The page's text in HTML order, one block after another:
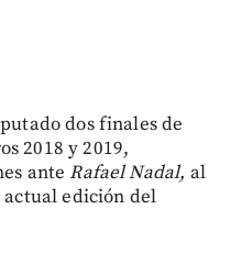
dos finales de
2018 y 2019,
anteRafael Nadal, al
edición del